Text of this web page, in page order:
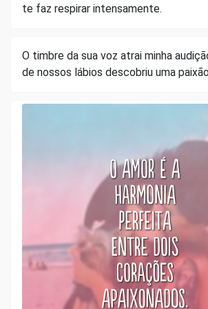
te faz respirar intensamente.
O timbre da sua voz atrai minha
de nossos lábios descobriu uma